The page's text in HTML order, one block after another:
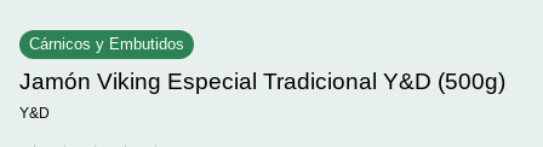
Cárnicos y Embutidos
Jamón Viking Especial Tradicional Y&D (500g)
Y&D